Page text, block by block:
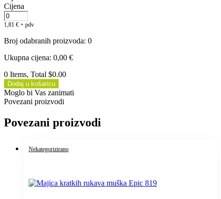
Cijena
1,81 € + pdv
Broj odabranih proizvoda: 0
Ukupna cijena: 0,00 €
0 Items, Total $0.00
Dodaj u košaricu
Moglo bi Vas zanimati
Povezani proizvodi
Povezani proizvodi
Nekategorizirano